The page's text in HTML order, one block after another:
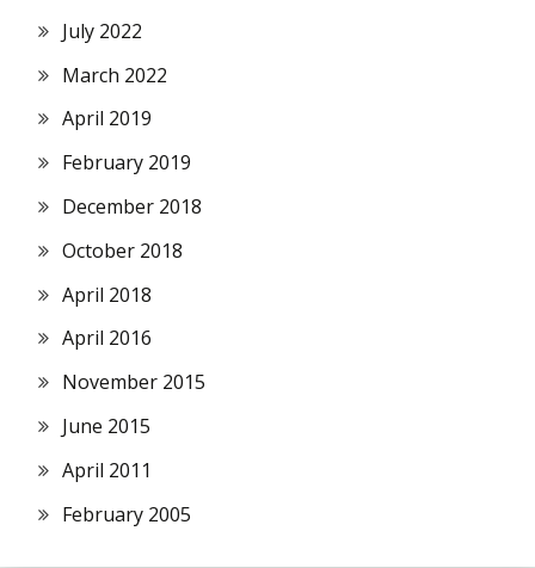
July 2022
March 2022
April 2019
February 2019
December 2018
October 2018
April 2018
April 2016
November 2015
June 2015
April 2011
February 2005